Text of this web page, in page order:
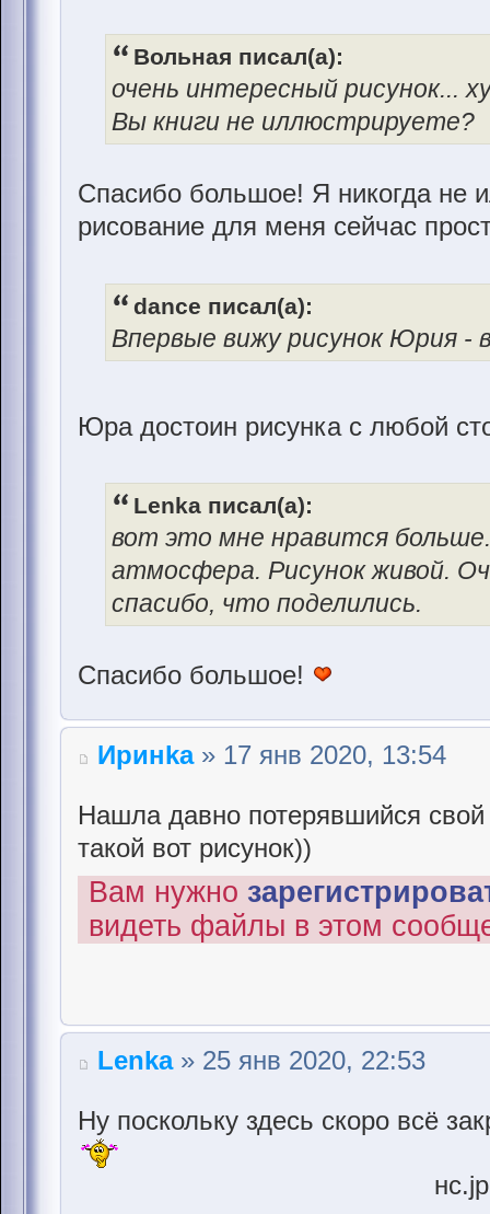
Вольная писал(а):
очень интересный рисунок...
Вы книги не иллюстрируете?
Спасибо большое! Я никогда не
рисование для меня сейчас
dance писал(а):
Впервые вижу рисунок Юрия -
Юра достоин рисунка с любой
Lenka писал(а):
вот это мне нравится
атмосфера. Рисунок живой.
спасибо, что поделились.
Спасибо большое!
Иринka» 17 янв 2020, 13:54
Нашла давно потерявшийся свой
такой вот рисунок))
Вам нужно
видеть файлы в этом
Lenka» 25 янв 2020, 22:53
Ну поскольку здесь скоро всё